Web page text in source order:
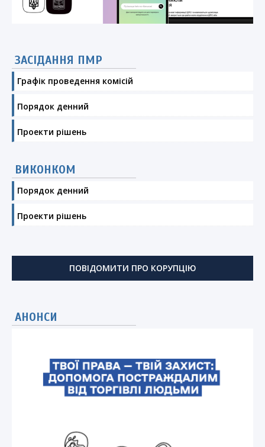
ЗАСІДАННЯ ПМР
Графік проведення комісій
Порядок денний
Проекти рішень
ВИКОНКОМ
Порядок денний
Проекти рішень
ПОВІДОМИТИ ПРО КОРУПЦІЮ
АНОНСИ